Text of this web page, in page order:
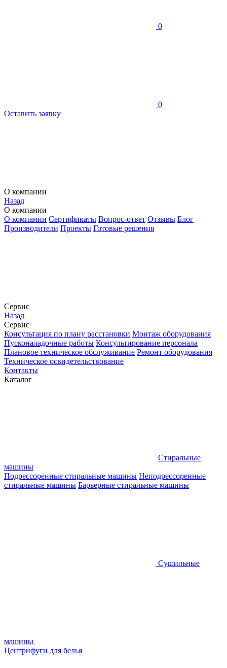
0
0
Оставить заявку
О компании
Назад
О компании
О компании Сертификаты Вопрос-ответ Отзывы Блог
Производители Проекты Готовые решения
Сервис
Назад
Сервис
Конcультация по плану расстановки Монтаж оборудования
Пусконаладочные работы Консультирование персонала
Плановое техническое обслуживание Ремонт оборудования
Техническое освидетельствование
Контакты
Каталог
Стиральные
машины
Подрессоренные стиральные машины Неподрессоренные
стиральные машины Барьерные стиральные машины
Сушильные
машины
Центрифуги для белья